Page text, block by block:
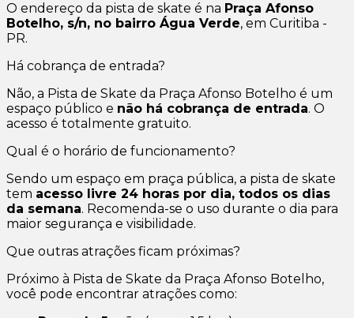
O endereço da pista de skate é na Praça Afonso
Botelho, s/n, no bairro Água Verde, em Curitiba -
PR.
Há cobrança de entrada?
Não, a Pista de Skate da Praça Afonso Botelho é um
espaço público e não há cobrança de entrada. O
acesso é totalmente gratuito.
Qual é o horário de funcionamento?
Sendo um espaço em praça pública, a pista de skate
tem acesso livre 24 horas por dia, todos os dias
da semana. Recomenda-se o uso durante o dia para
maior segurança e visibilidade.
Que outras atrações ficam próximas?
Próximo à Pista de Skate da Praça Afonso Botelho,
você pode encontrar atrações como: